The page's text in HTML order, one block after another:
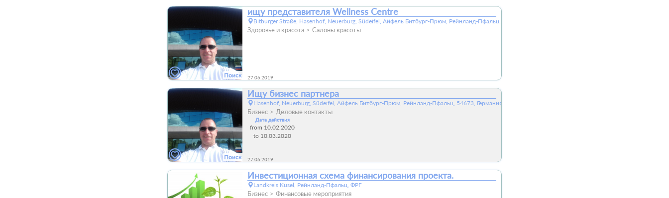
Поиск
ищу представителя Wellness Centre
Bitburger Straße, Hasenhof, Neuerburg, Südeifel, Айфель Битбург-Прюм, Рейнланд-Пфальц, 54673, ФРГ
Здоровье и красота Салоны красоты
27.06.2019
Поиск
Ищу бизнес партнера
Hasenhof, Neuerburg, Südeifel, Айфель Битбург-Прюм, Рейнланд-Пфальц, 54673, Германия
Бизнес Деловые контакты
Дата действия
from 10.02.2020
to 10.03.2020
27.06.2019
Инвестиционная схема финансирования проекта.
Landkreis Kusel, Рейнланд-Пфальц, ФРГ
Бизнес Финансовые мероприятия